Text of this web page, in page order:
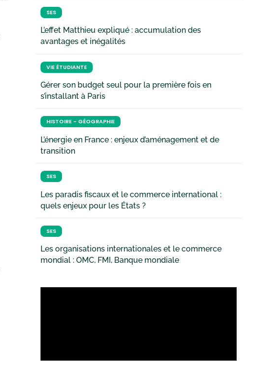
SES
L’effet Matthieu expliqué : accumulation des
avantages et inégalités
VIE ÉTUDIANTE
Gérer son budget seul pour la première fois en
s’installant à Paris
HISTOIRE - GÉOGRAPHIE
L’énergie en France : enjeux d’aménagement et de
transition
SES
Les paradis fiscaux et le commerce international :
quels enjeux pour les États ?
SES
Les organisations internationales et le commerce
mondial : OMC, FMI, Banque mondiale